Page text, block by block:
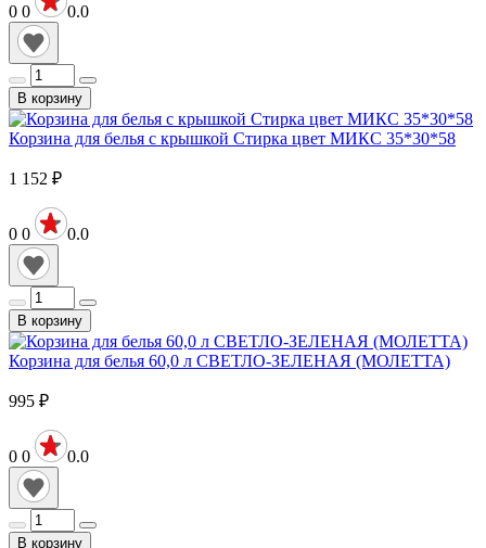
0 0 0.0
В корзину
Корзина для белья с крышкой Стирка цвет МИКС 35*30*58
1 152 ₽
0 0 0.0
В корзину
Корзина для белья 60,0 л СВЕТЛО-ЗЕЛЕНАЯ (МОЛЕТТА)
995 ₽
0 0 0.0
В корзину